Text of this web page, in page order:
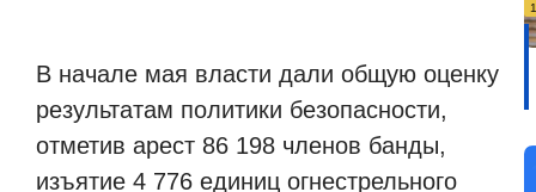
В начале мая власти дали общую оценку
результатам политики безопасности,
отметив арест 86 198 членов банды,
изъятие 4 776 единиц огнестрельного